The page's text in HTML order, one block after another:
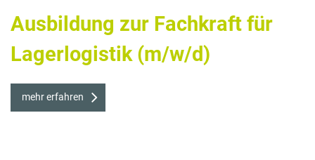
Ausbildung zur Fachkraft für
Lagerlogistik (m/w/d)
mehr erfahren